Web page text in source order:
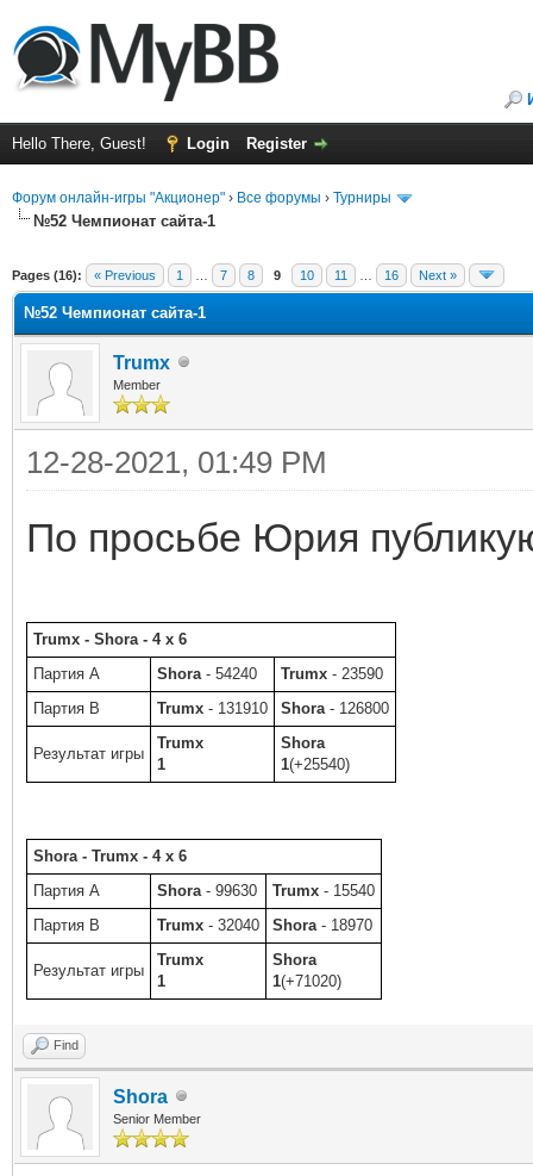
Hello There, Guest! Login Register
Форум онлайн-игры "Акционер" › Все форумы › Турниры
№52 Чемпионат сайта-1
Pages (16): « Previous 1 7 8 9 10 11 16 Next »
№52 Чемпионат сайта-1
Trumx
Member
12-28-2021, 01:49 PM
По просьбе Юрия
Trumx - Shora - 4 x 6
Партия A
Shora - 54240 Trumx - 23590
Партия B
Trumx - 131910 Shora - 126800
Результат игры
Trumx
1
Shora
1(+25540)
Shora - Trumx - 4 x 6
Партия A
Shora - 99630 Trumx - 15540
Партия B
Trumx - 32040 Shora - 18970
Результат игры
Trumx
1
Shora
1(+71020)
Find
Shora
Senior Member